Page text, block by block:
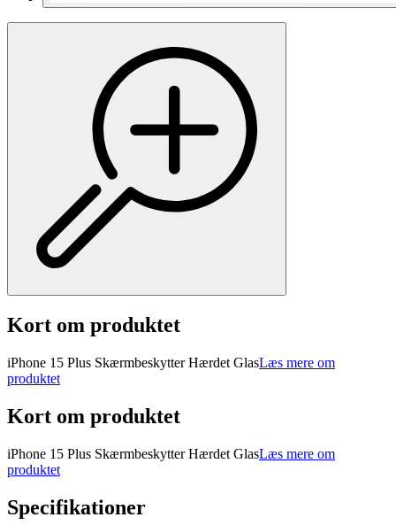
Kort om produktet
iPhone 15 Plus Skærmbeskytter Hærdet GlasLæs mere om
produktet
Kort om produktet
iPhone 15 Plus Skærmbeskytter Hærdet GlasLæs mere om
produktet
Specifikationer